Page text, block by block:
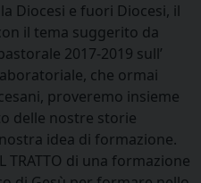
Diocesi e fuori Diocesi, il
il tema suggerito da
2017-2019 sull’
che ormai
proveremo insieme
delle nostre storie
idea di formazione.
di una formazione